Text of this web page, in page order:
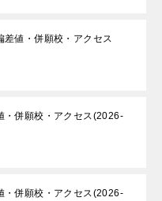
差値・併願校・アクセス
・併願校・アクセス(2026-
・併願校・アクセス(2026-